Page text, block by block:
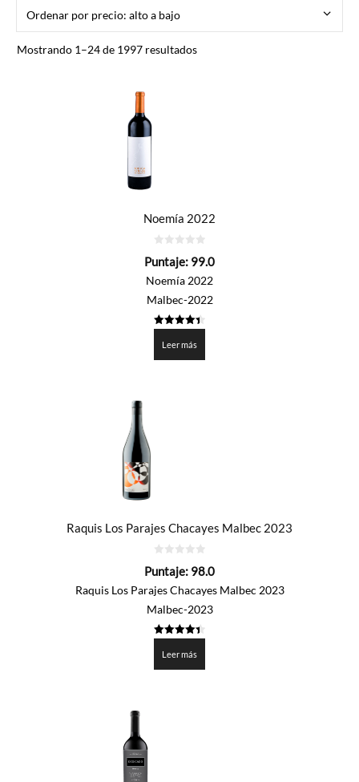
Mostrando 1–24 de 1997 resultadosOrdenado
Noemía 2022
de
Puntaje: 99.0
Noemía 2022
Malbec-2022
de 5
Leer más
Raquis Los Parajes Chacayes Malbec 2023
de
Puntaje: 98.0
Raquis Los Parajes Chacayes Malbec 2023
Malbec-2023
de 5
Leer más